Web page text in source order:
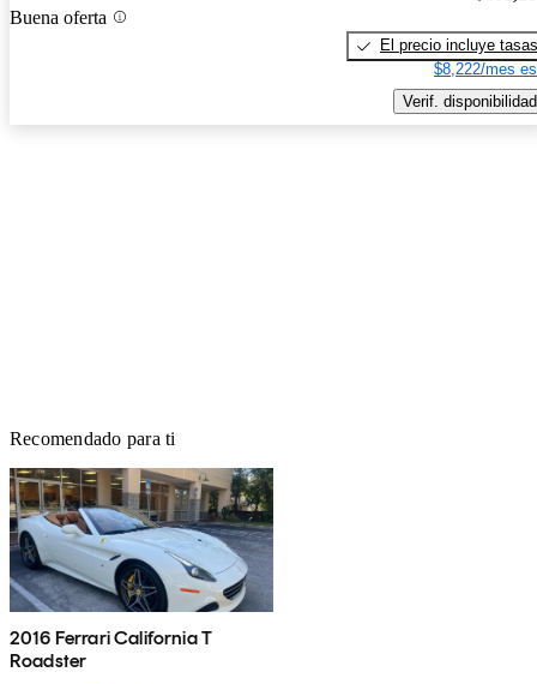
Buena oferta
El precio incluye tasas
$8,222/mes
Verif. disponibilidad
Recomendado para ti
2016 Ferrari California T
Roadster